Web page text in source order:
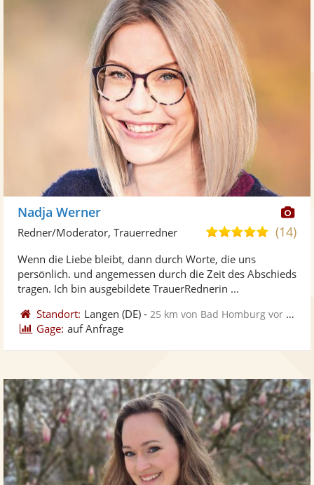
Nadja Werner
5,0
5
(14)
Redner/Moderator, Trauerredner
Wenn die Liebe bleibt, dann durch Worte, die uns
persönlich. und angemessen durch die Zeit des Abschieds
tragen. Ich bin ausgebildete TrauerRednerin ...
Standort: Langen (DE) - 25 km von Bad Homburg vor der Höhe
Gage: auf Anfrage